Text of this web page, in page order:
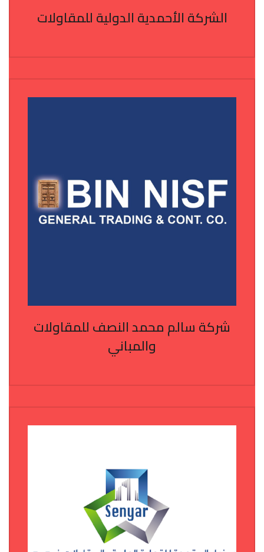
الشركة الأحمدية الدولية للمقاولات
شركة سالم محمد النصف للمقاولات
والمباني